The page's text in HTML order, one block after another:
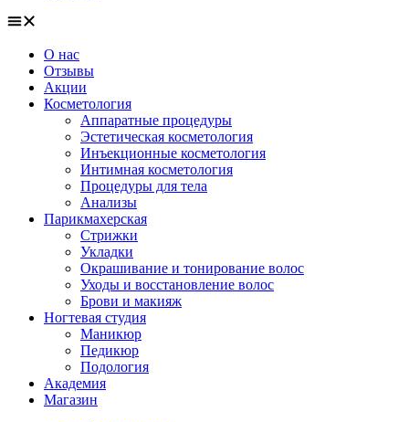
О нас
Отзывы
Акции
Косметология
Аппаратные процедуры
Эстетическая косметология
Инъекционные косметология
Интимная косметология
Процедуры для тела
Анализы
Парикмахерская
Стрижки
Укладки
Окрашивание и тонирование волос
Уходы и восстановление волос
Брови и макияж
Ногтевая студия
Маникюр
Педикюр
Подология
Академия
Магазин